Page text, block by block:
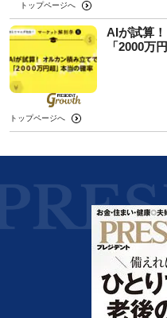
トップページへ
AIが試算
「2000万
トップページへ